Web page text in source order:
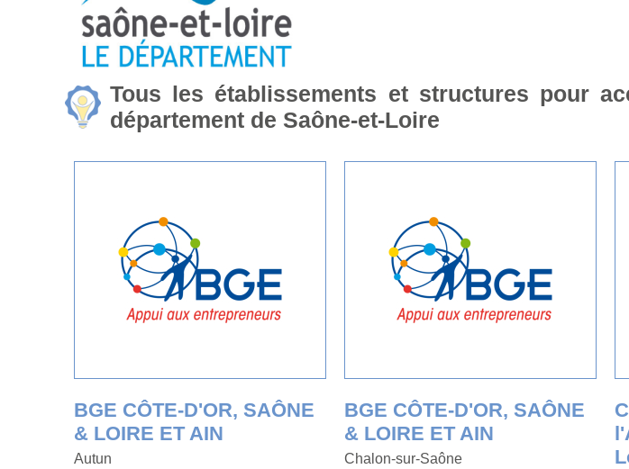
Tous les établissements et structures pour
département de Saône-et-Loire
BGE CÔTE-D'OR, SAÔNE
& LOIRE ET AIN
Autun
BGE CÔTE-D'OR, SAÔNE
& LOIRE ET AIN
Chalon-sur-Saône